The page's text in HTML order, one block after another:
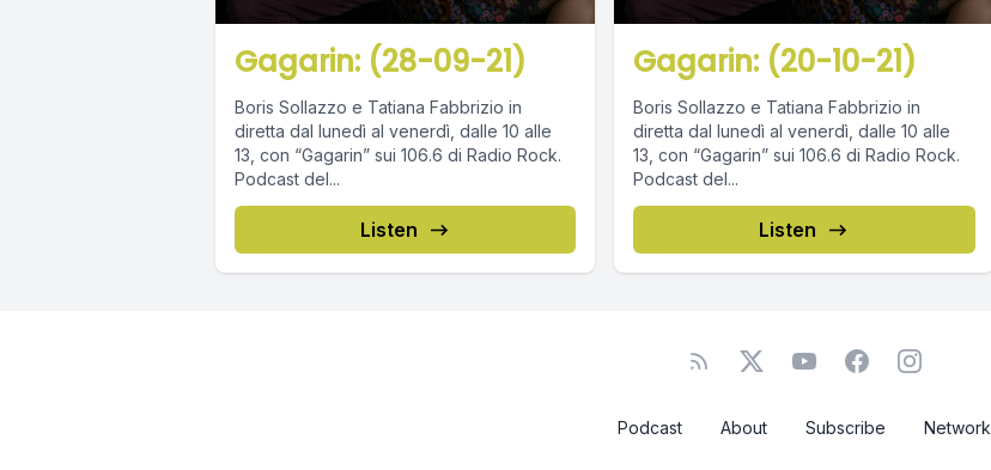
Gagarin: (28-09-21)
Boris Sollazzo e Tatiana Fabbrizio in
diretta dal lunedì al venerdì, dalle 10 alle
13, con “Gagarin” sui 106.6 di Radio Rock.
Podcast del...
Listen
Gagarin: (20-10-21)
Boris Sollazzo e Tatiana Fabbrizio in
diretta dal lunedì al venerdì, dalle 10 alle
13, con “Gagarin” sui 106.6 di Radio Rock.
Podcast del...
Listen
Podcast About Subscribe Network